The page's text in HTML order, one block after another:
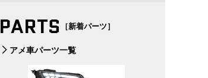
PARTS ［新着パーツ］
アメ車パーツ一覧